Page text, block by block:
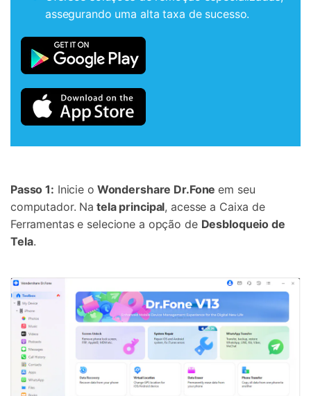
assegurando uma alta taxa de sucesso.
Passo 1: Inicie o Wondershare Dr.Foneem seu
computador. Na tela principal, acesse a Caixa de
Ferramentas e selecione a opção de Desbloqueio de
Tela.